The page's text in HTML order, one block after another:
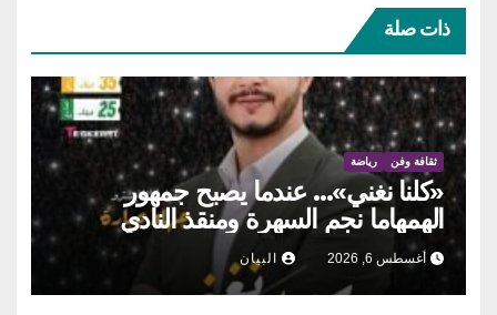
ذات صلة
ثقافة وفن رياضة
«كلنا نغني»… عندما يصبح جمهور
الهمهاما نجم السهرة ومنقذ النادي
أغسطس 6, 2026 البيان